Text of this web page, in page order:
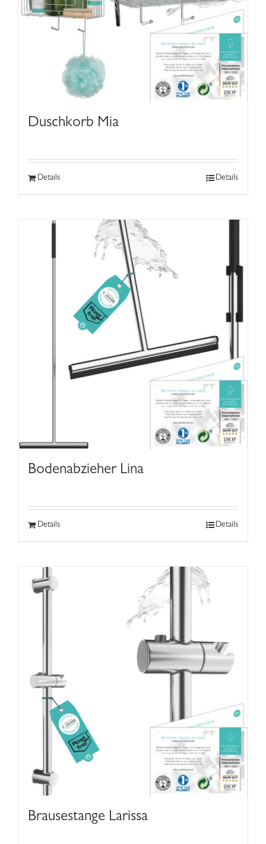
Duschkorb Mia
Details Details
Bodenabzieher Lina
Details Details
Brausestange Larissa